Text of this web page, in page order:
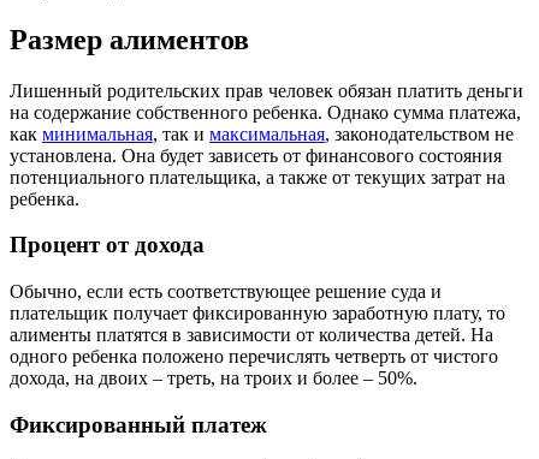
Размер алиментов
Лишенный родительских прав человек обязан платить деньги
на содержание собственного ребенка. Однако сумма платежа,
как минимальная, так и максимальная, законодательством не
установлена. Она будет зависеть от финансового состояния
потенциального плательщика, а также от текущих затрат на
ребенка.
Процент от дохода
Обычно, если есть соответствующее решение суда и
плательщик получает фиксированную заработную плату, то
алименты платятся в зависимости от количества детей. На
одного ребенка положено перечислять четверть от чистого
дохода, на двоих – треть, на троих и более – 50%.
Фиксированный платеж